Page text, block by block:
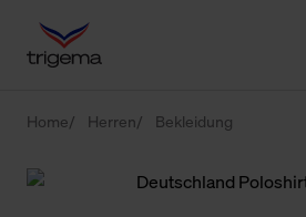
Home Herren Bekleidung